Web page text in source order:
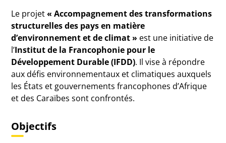
Le projet« Accompagnement des transformations
structurelles des pays en matière
d’environnement et de climat » est une initiative de
l’Institut de la Francophonie pour le
Développement Durable (IFDD). Il vise à répondre
aux défis environnementaux et climatiques auxquels
les États et gouvernements francophones d’Afrique
et des Caraïbes sont confrontés.
Objectifs